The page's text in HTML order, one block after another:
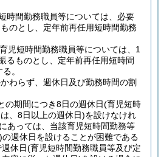
時間勤務職員等については、必要
のとし、定年前再任用短時間勤務
児短時間勤務職員等については、1
るものとし、定年前再任用短時間
。
わらず、週休日及び勤務時間の割
の期間につき8日の週休日(育児短時
、8日以上の週休日)を設けなけれ
あっては、当該育児短時間勤務等
の週休日を設けることが困難である
休日(育児短時間勤務職員等及び定